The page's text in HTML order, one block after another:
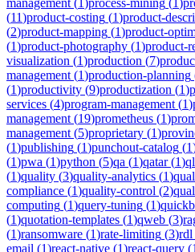
(11)product-costing (1)product-
(2)product-mapping (1)product-
(1)product-photography (1)product-
visualization (1)production (7)
management (1)production-planning
(1)productivity (9)productization (1)
services (4)program-management (1)
management (19)prometheus (1)
management (5)proprietary (1)
(1)publishing (1)punchout-catalog (1
(1)pwa (1)python (5)qa (1)qatar(1)
(1)quality (3)quality-analytics (1)
compliance (1)quality-control (2)
computing (1)query-tuning (1)
(1)quotation-templates (1)qweb (3)
(1)ransomware (1)rate-limiting (3)rdl
email (1)react-native (1)react-query (1